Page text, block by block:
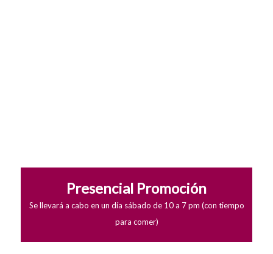
Presencial Promoción
Se llevará a cabo en un día sábado de 10 a 7 pm (con tiempo
para comer)